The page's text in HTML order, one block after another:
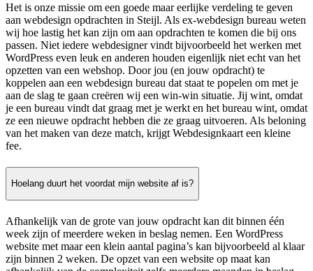
Het is onze missie om een goede maar eerlijke verdeling te geven
aan webdesign opdrachten in Steijl. Als ex-webdesign bureau weten
wij hoe lastig het kan zijn om aan opdrachten te komen die bij ons
passen. Niet iedere webdesigner vindt bijvoorbeeld het werken met
WordPress even leuk en anderen houden eigenlijk niet echt van het
opzetten van een webshop. Door jou (en jouw opdracht) te
koppelen aan een webdesign bureau dat staat te popelen om met je
aan de slag te gaan creëren wij een win-win situatie. Jij wint, omdat
je een bureau vindt dat graag met je werkt en het bureau wint, omdat
ze een nieuwe opdracht hebben die ze graag uitvoeren. Als beloning
van het maken van deze match, krijgt Webdesignkaart een kleine
fee.
Hoelang duurt het voordat mijn website af is?
Afhankelijk van de grote van jouw opdracht kan dit binnen één
week zijn of meerdere weken in beslag nemen. Een WordPress
website met maar een klein aantal pagina’s kan bijvoorbeeld al klaar
zijn binnen 2 weken. De opzet van een website op maat kan